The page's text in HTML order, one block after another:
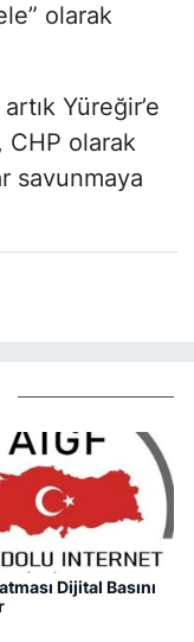
olarak
Yüreğir’e
CHP olarak
savunmaya
Dijital Basını